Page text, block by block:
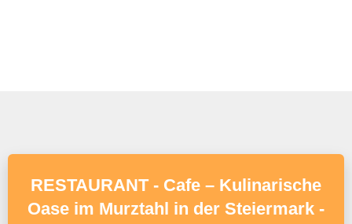
RESTAURANT - Cafe – Kulinarische
Oase im Murztahl in der Steiermark -